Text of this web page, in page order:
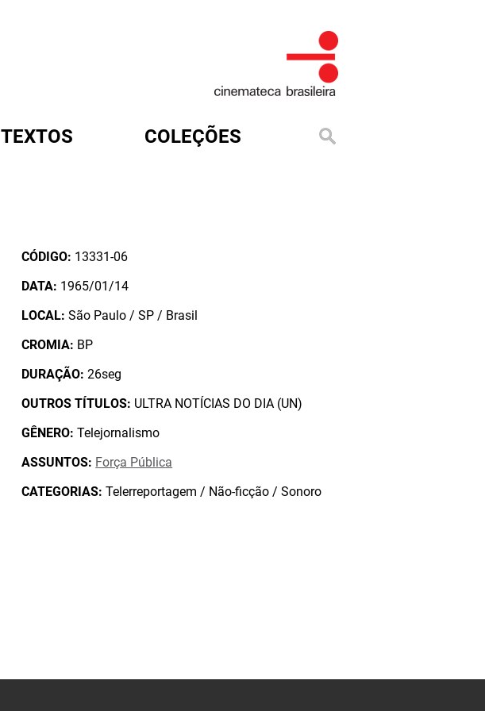
TEXTOS COLEÇÕES
CÓDIGO: 13331-06
DATA: 1965/01/14
LOCAL: São Paulo / SP / Brasil
CROMIA: BP
DURAÇÃO: 26seg
OUTROS TÍTULOS: ULTRA NOTÍCIAS DO DIA (UN)
GÊNERO: Telejornalismo
ASSUNTOS: Força Pública
CATEGORIAS: Telerreportagem / Não-ficção / Sonoro